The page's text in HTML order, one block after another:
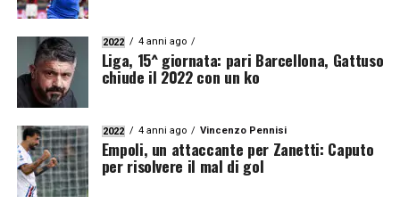
2022 4 anni ago
Liga, 15^ giornata: pari Barcellona, Gattuso
chiude il 2022 con un ko
2022 4 anni ago Vincenzo Pennisi
Empoli, un attaccante per Zanetti: Caputo
per risolvere il mal di gol